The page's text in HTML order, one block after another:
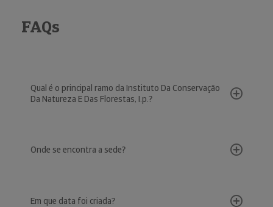
FAQs
Qual é o principal ramo da Instituto Da Conservação
Da Natureza E Das Florestas, I.p.?
Onde se encontra a sede?
Em que data foi criada?